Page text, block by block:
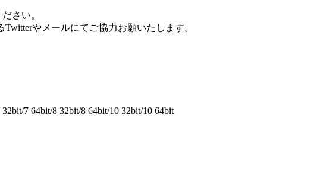
さい。
やメールにてご協力お願いたします。
7 64bit/8 32bit/8 64bit/10 32bit/10 64bit